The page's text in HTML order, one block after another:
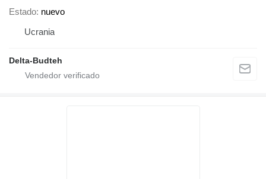
Estado nuevo
Ucrania
Delta-Budteh